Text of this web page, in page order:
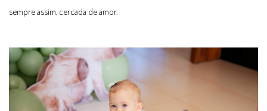
sempre assim, cercada de amor.